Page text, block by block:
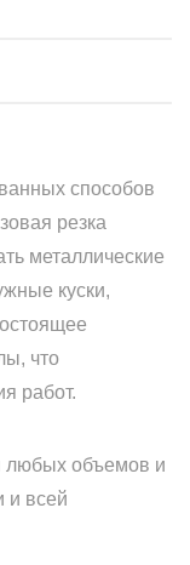
способов
резка
металлические
куски,
что
работ.
любых объемов и
и всей